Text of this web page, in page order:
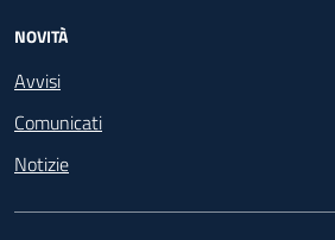
NOVITÀ
Avvisi
Comunicati
Notizie